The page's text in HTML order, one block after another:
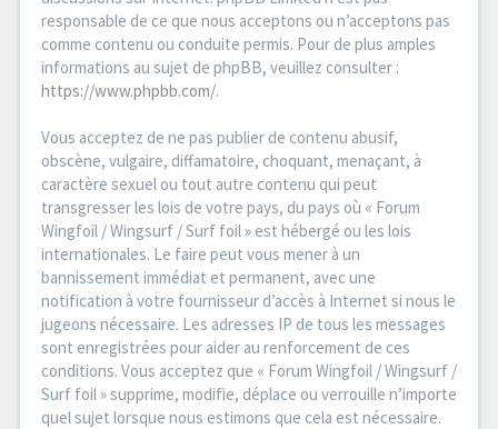
responsable de ce que nous acceptons ou n’acceptons pas
comme contenu ou conduite permis. Pour de plus amples
informations au sujet de phpBB, veuillez consulter :
https://www.phpbb.com/.
Vous acceptez de ne pas publier de contenu abusif,
obscène, vulgaire, diffamatoire, choquant, menaçant, à
caractère sexuel ou tout autre contenu qui peut
transgresser les lois de votre pays, du pays où « Forum
Wingfoil / Wingsurf / Surf foil » est hébergé ou les lois
internationales. Le faire peut vous mener à un
bannissement immédiat et permanent, avec une
notification à votre fournisseur d’accès à Internet si nous le
jugeons nécessaire. Les adresses IP de tous les messages
sont enregistrées pour aider au renforcement de ces
conditions. Vous acceptez que « Forum Wingfoil / Wingsurf /
Surf foil » supprime, modifie, déplace ou verrouille n’importe
quel sujet lorsque nous estimons que cela est nécessaire.